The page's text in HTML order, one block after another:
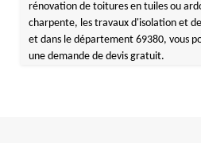
rénovation de toitures en tuiles ou
charpente, les travaux d'isolation et
et dans le département 69380, vous
une demande de devis gratuit.